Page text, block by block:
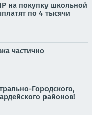
на покупку школьной
по 4 тысячи
частично
Городского,
районов!